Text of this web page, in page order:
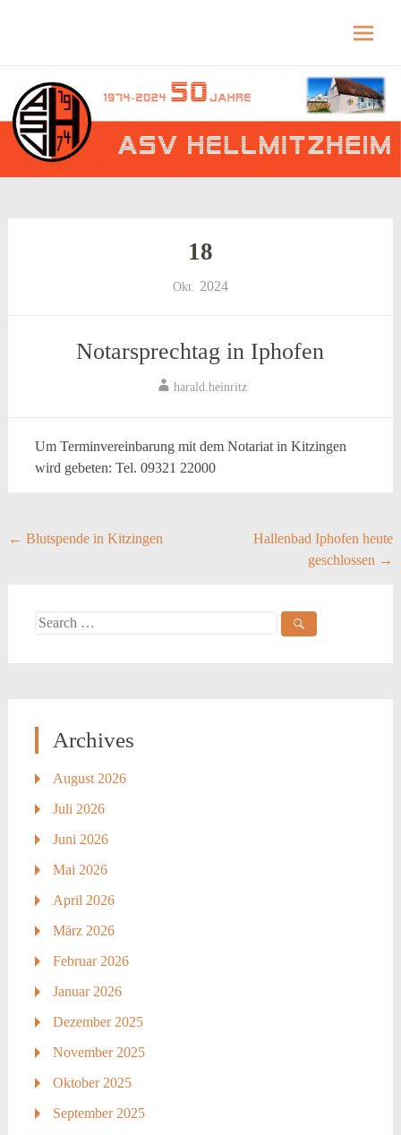
Hellmitzheim.de – fränkisches Dorf am Rande
to
content
18
Okt. 2024
Notarsprechtag in Iphofen
harald.heinritz
Um Terminvereinbarung mit dem Notariat in Kitzingen
wird gebeten: Tel. 09321 22000
Post
← Blutspende in Kitzingen
Hallenbad Iphofen heute
geschlossen →
Search
Archives
August 2026
Juli 2026
Juni 2026
Mai 2026
April 2026
März 2026
Februar 2026
Januar 2026
Dezember 2025
November 2025
Oktober 2025
September 2025